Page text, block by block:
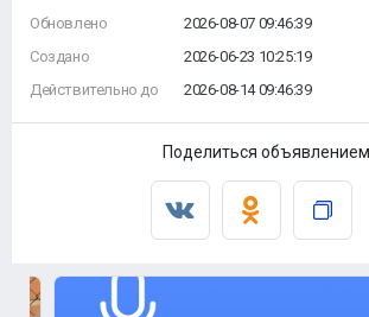
Обновлено
Создано
Действительно до
2026-08-07 09:46:39
2026-06-23 10:25:19
2026-08-14 09:46:39
Поделиться объявлением